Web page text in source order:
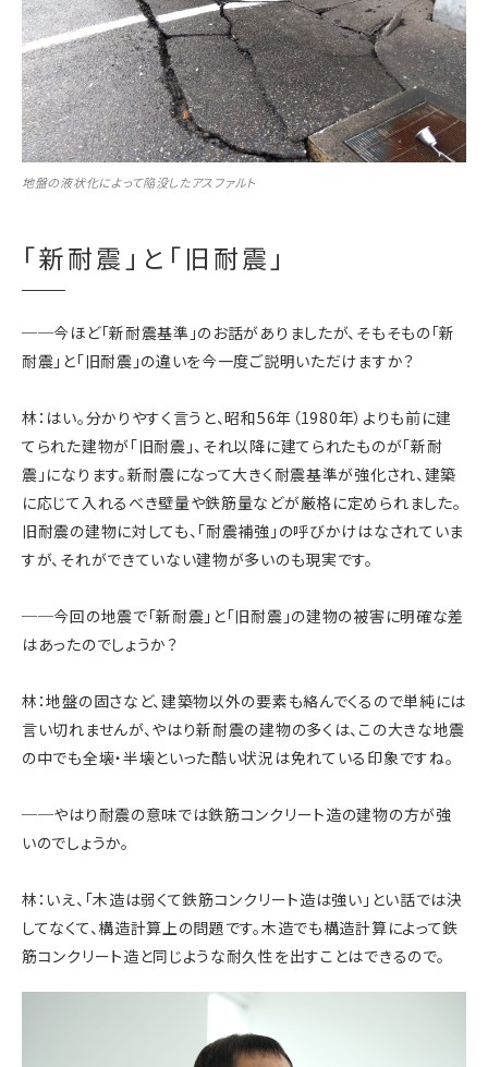
地盤の液状化によって陥没したアスファルト
「新耐震」と「旧耐震」
──今ほど「新耐震基準」のお話がありましたが、そもそもの「新
耐震」と「旧耐震」の違いを今一度ご説明いただけますか？
林：はい。分かりやすく言うと、昭和56年（1980年）よりも前に建
てられた建物が「旧耐震」、それ以降に建てられたものが「新耐
震」になります。新耐震になって大きく耐震基準が強化され、建築
に応じて入れるべき壁量や鉄筋量などが厳格に定められました。
旧耐震の建物に対しても、「耐震補強」の呼びかけはなされていま
すが、それができていない建物が多いのも現実です。
──今回の地震で「新耐震」と「旧耐震」の建物の被害に明確な差
はあったのでしょうか？
林：地盤の固さなど、建築物以外の要素も絡んでくるので単純には
言い切れませんが、やはり新耐震の建物の多くは、この大きな地震
の中でも全壊・半壊といった酷い状況は免れている印象ですね。
──やはり耐震の意味では鉄筋コンクリート造の建物の方が強
いのでしょうか。
林：いえ、「木造は弱くて鉄筋コンクリート造は強い」とい話では決
してなくて、構造計算上の問題です。木造でも構造計算によって鉄
筋コンクリート造と同じような耐久性を出すことはできるので。